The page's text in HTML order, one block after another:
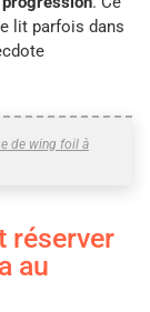
lit parfois dans
de wing foil à
réserver
au